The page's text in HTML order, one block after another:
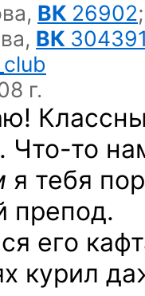
ВК 26902;
ВК
г.
Что-то
я тебя
препод.
его
курил